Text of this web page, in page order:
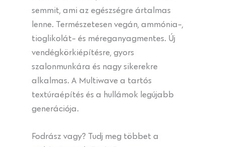
semmit, ami az egészségre ártalmas
lenne. Természetesen vegán, ammónia-,
tioglikolát- és méreganyagmentes. Új
vendégkörkiépítésre, gyors
szalonmunkára és nagy sikerekre
alkalmas. A Multiwave a tartós
textúraépítés és a hullámok legújabb
generációja.
Fodrász vagy? Tudj meg többet a